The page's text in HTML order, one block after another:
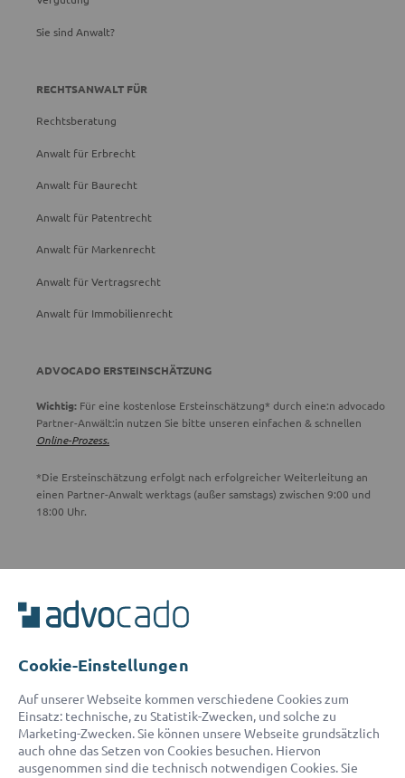
Sie sind Anwalt?
RECHTSANWALT FÜR
Rechtsberatung
Anwalt für Erbrecht
Anwalt für Baurecht
Anwalt für Patentrecht
Anwalt für Markenrecht
Anwalt für Vertragsrecht
Anwalt für Immobilienrecht
ADVOCADO ERSTEINSCHÄTZUNG
Wichtig: Für eine kostenlose Ersteinschätzung* durch eine:n advocado
Partner-Anwält:in nutzen Sie bitte unseren einfachen & schnellen
Online-Prozess.
*Die Ersteinschätzung erfolgt nach erfolgreicher Weiterleitung an
einen Partner-Anwalt werktags (außer samstags) zwischen 9:00 und
18:00 Uhr.
Unser Serviceteam ist von 8:00 bis 17:00 Uhr für Sie erreichbar.
E-Mail:
service@advocado.com
© 2026 advocado - einfach online den passenden Rechtsanwalt finden
Cookie-Einstellungen
Auf unserer Webseite kommen verschiedene Cookies zum
Einsatz: technische, zu Statistik-Zwecken, und solche zu
Marketing-Zwecken. Sie können unsere Webseite grundsätzlich
auch ohne das Setzen von Cookies besuchen. Hiervon
ausgenommen sind die technisch notwendigen Cookies. Sie